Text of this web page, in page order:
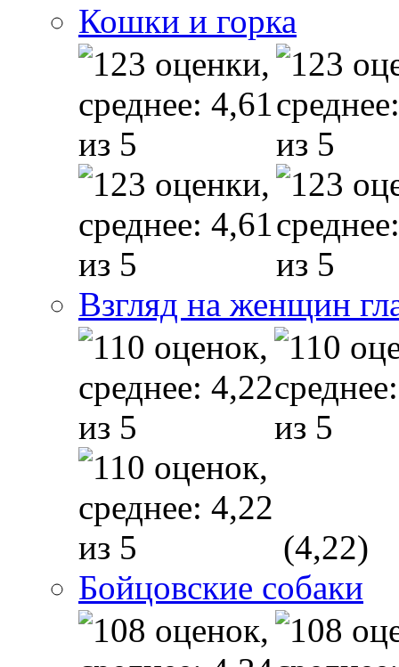
Кошки и горка
Взгляд на женщин
(4,22)
Бойцовские собаки